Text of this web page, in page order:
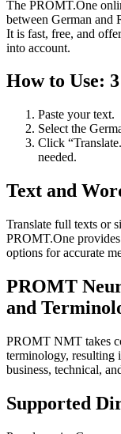
The PROMT.One
between German and
It is fast, free, and
into account.
How to Use:
Paste your text.
Select the
Click
needed.
Text and
Translate full texts or
PROMT.One
options for accurate
PROMT
and
PROMT NMT takes
terminology, resulting
business, technical,
Supported